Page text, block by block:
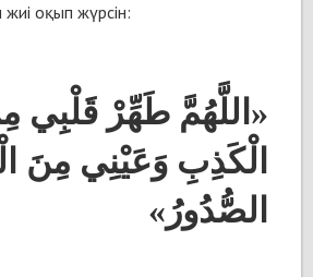
оқып жүрсін:
«اللَّهُمَّ طَهِّرْ قَلْبِي
الْكَذِبِ وَعَيْنِي مِنَ
الصُّدُورُ»